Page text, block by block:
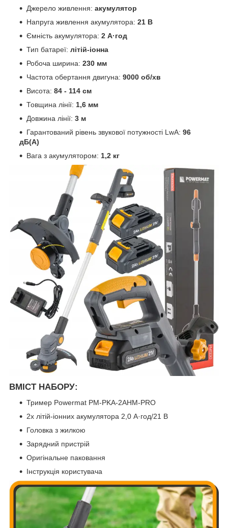
Джерело живлення: акумулятор
Напруга живлення акумулятора: 21 В
Ємність акумулятора: 2 А·год
Тип батареї: літій-іонна
Робоча ширина: 230 мм
Частота обертання двигуна: 9000 об/хв
Висота: 84 - 114 см
Товщина лінії: 1,6 мм
Довжина лінії: 3 м
Гарантований рівень звукової потужності LwA: 96
дБ(А)
Вага з акумулятором: 1,2 кг
ВМІСТ НАБОРУ:
Тример Powermat PM-PKA-2AHM-PRO
2x літій-іонних акумулятора 2,0 А·год/21 В
Головка з жилкою
Зарядний пристрій
Оригінальне паковання
Інструкція користувача